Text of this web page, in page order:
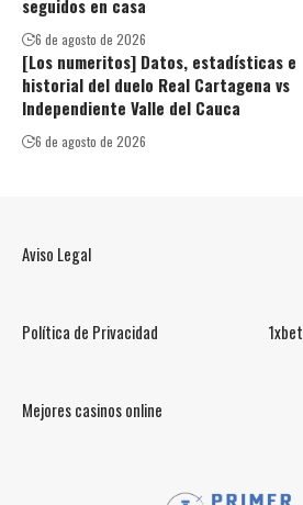
seguidos en casa
6 de agosto de 2026
[Los numeritos] Datos, estadísticas e
historial del duelo Real Cartagena vs
Independiente Valle del Cauca
6 de agosto de 2026
Aviso Legal
Política de Privacidad 1xbet
Mejores casinos online